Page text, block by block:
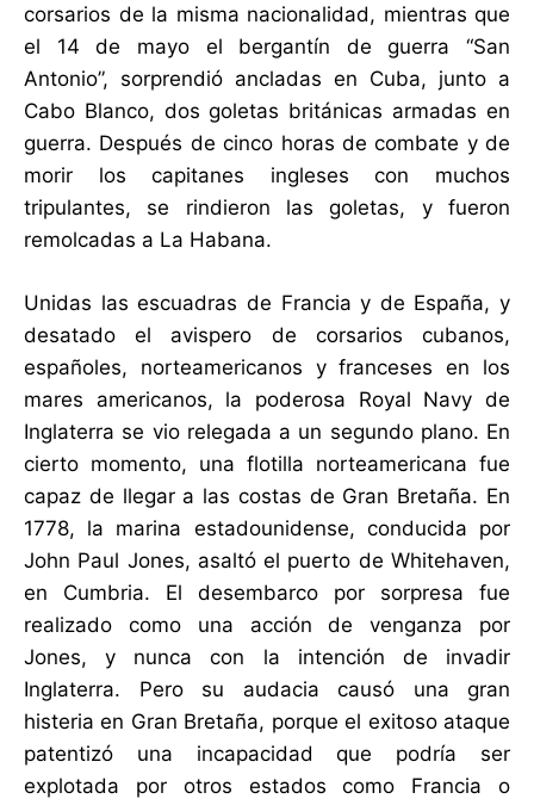
corsarios de la misma nacionalidad, mientras que
el 14 de mayo el bergantín de guerra “San
Antonio”, sorprendió ancladas en Cuba, junto a
Cabo Blanco, dos goletas británicas armadas en
guerra. Después de cinco horas de combate y de
morir los capitanes ingleses con muchos
tripulantes, se rindieron las goletas, y fueron
remolcadas a La Habana.
Unidas las escuadras de Francia y de España, y
desatado el avispero de corsarios cubanos,
españoles, norteamericanos y franceses en los
mares americanos, la poderosa Royal Navy de
Inglaterra se vio relegada a un segundo plano. En
cierto momento, una flotilla norteamericana fue
capaz de llegar a las costas de Gran Bretaña. En
1778, la marina estadounidense, conducida por
John Paul Jones, asaltó el puerto de Whitehaven,
en Cumbria. El desembarco por sorpresa fue
realizado como una acción de venganza por
Jones, y nunca con la intención de invadir
Inglaterra. Pero su audacia causó una gran
histeria en Gran Bretaña, porque el exitoso ataque
patentizó una incapacidad que podría ser
explotada por otros estados como Francia o